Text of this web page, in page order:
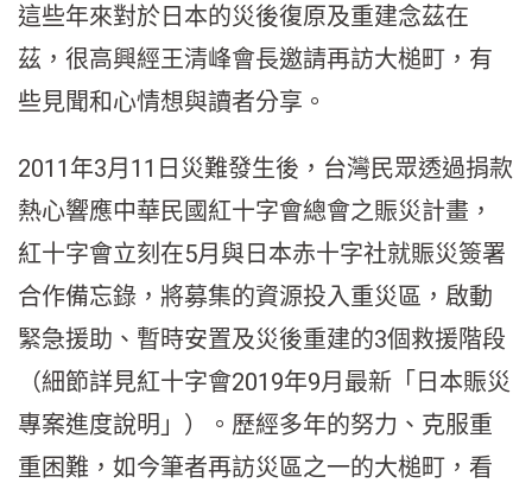
這些年來對於日本的災後復原及重建念茲在
茲，很高興經王清峰會長邀請再訪大槌町，有
些見聞和心情想與讀者分享。
2011年3月11日災難發生後，台灣民眾透過捐款
熱心響應中華民國紅十字會總會之賑災計畫，
紅十字會立刻在5月與日本赤十字社就賑災簽署
合作備忘錄，將募集的資源投入重災區，啟動
緊急援助、暫時安置及災後重建的3個救援階段
（細節詳見紅十字會2019年9月最新「日本賑災
專案進度說明」）。歷經多年的努力、克服重
重困難，如今筆者再訪災區之一的大槌町，看